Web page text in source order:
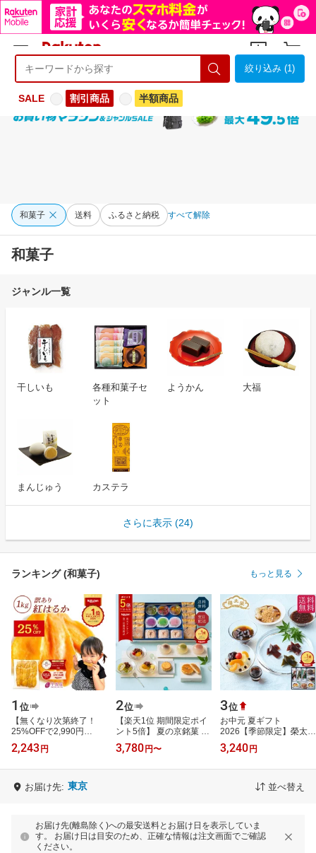
ようこそ 楽天市場へ ログイン
絞り込み (1)
SALE 割引商品 半額商品
和菓子 送料 ふるさと納税 すべて解除
和菓子
ジャンル一覧
干しいも
各種和菓子セ
ット
ようかん 大福
まんじゅう カステラ
さらに表示 (24)
ランキング (和菓子) もっと見る
1 位
【無くなり次第終了！
25%OFFで2,990円
⇒2,243円】お中元 ギフ
ト 干し芋 茨城県産 紅は
2,243 円
2位
【楽天1位 期間限定ポイ
ント5倍】 夏の京銘菓 詰
め合わせ【公式】京都 鼓
月 送料無料 / お中元 中元
3,780 円〜
3位
お中元 夏ギフト
2026【季節限定】榮太樓
彩瀬 SA2 和菓子詰合せ
【送料無料】 【楽天ラン
3,240 円
お届け先: 東京 並べ替え
お届け先(離島除く)への最安送料とお届け日を表示していま
す。 お届け日は目安のため、正確な情報は注文画面でご確認
ください。